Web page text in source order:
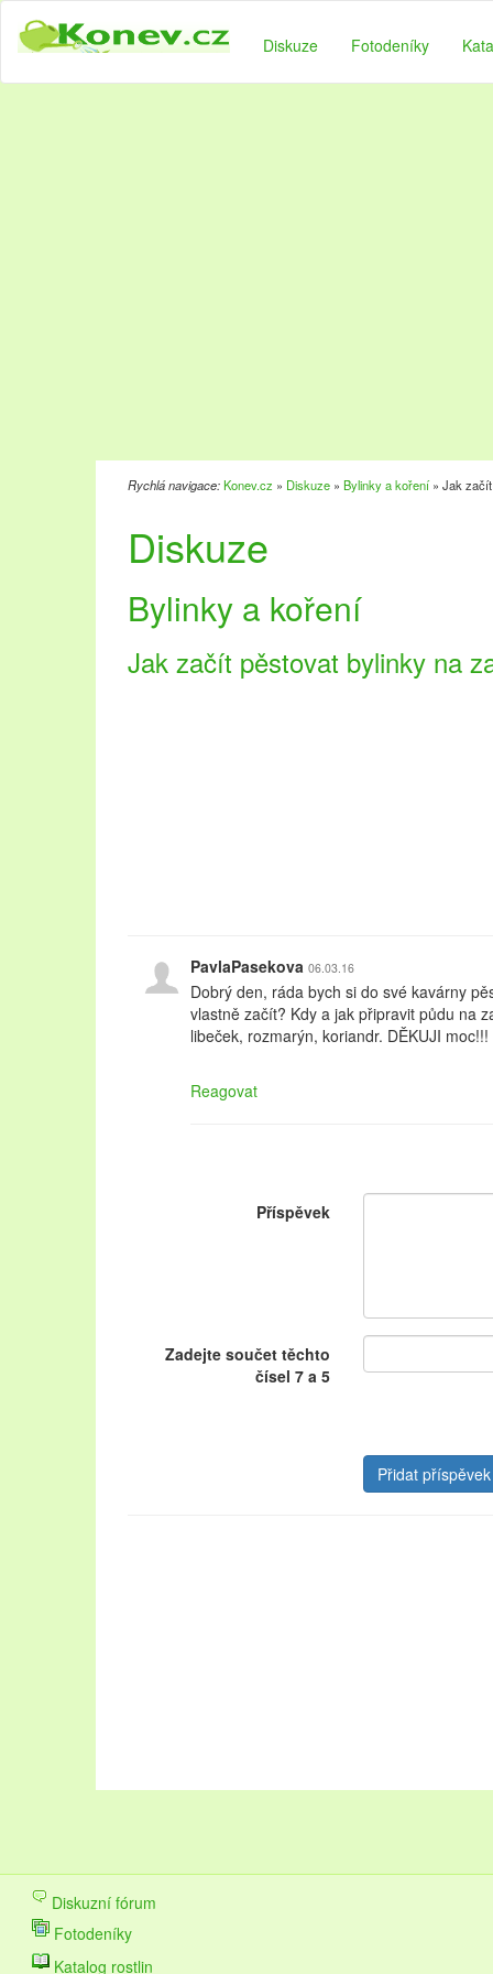
Diskuze Fotodeníky
Rychlá navigace:Konev.cz » Diskuze » Bylinky a koření » Jak
Diskuze
Bylinky a koření
Jak začít pěstovat bylinky na
PavlaPasekova 06.03.16
Dobrý den, ráda bych si do své kavárny
vlastně začít? Kdy a jak připravit půdu na
libeček, rozmarýn, koriandr. DĚKUJI moc!!!
Reagovat
Příspěvek
Zadejte součet těchto
čísel 7 a 5
upřednostňujete přírodu a les, vyberte sichaty k
vinobraní.
Diskuzní fórum
Fotodeníky
Katalog rostlin